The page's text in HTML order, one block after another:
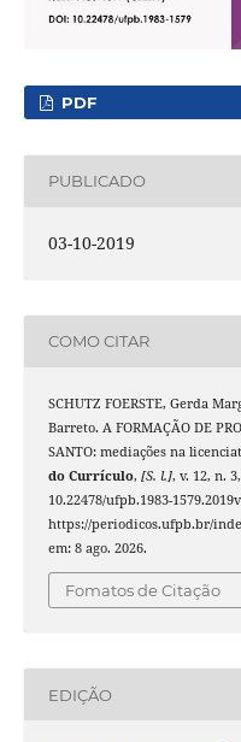
PDF
PUBLICADO
03-10-2019
COMO CITAR
SCHUTZ FOERSTE, Gerda
Barreto. A FORMAÇÃO DE
SANTO: mediações na
do Currículo, [S. l.], v. 12, n.
10.22478/ufpb.1983-
https://periodicos.ufpb.br/
em: 8 ago. 2026.
Fomatos de Citação
EDIÇÃO